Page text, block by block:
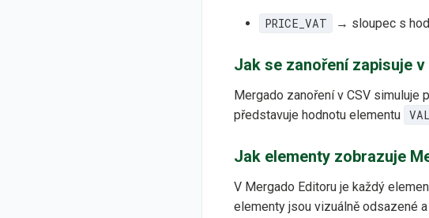
PRICE_VAT → sloupec s
Jak se zanoření zapisuje
Mergado zanoření v CSV simuluje
představuje hodnotu elementu VAL
Jak elementy zobrazuje
V Mergado Editoru je každý
elementy jsou vizuálně odsazené